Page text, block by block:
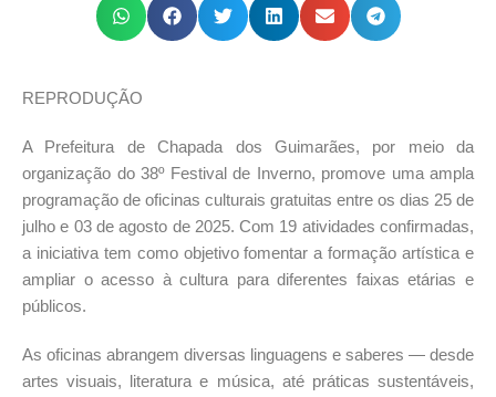
REPRODUÇÃO
A Prefeitura de Chapada dos Guimarães, por meio da
organização do 38º Festival de Inverno, promove uma ampla
programação de oficinas culturais gratuitas entre os dias 25 de
julho e 03 de agosto de 2025. Com 19 atividades confirmadas,
a iniciativa tem como objetivo fomentar a formação artística e
ampliar o acesso à cultura para diferentes faixas etárias e
públicos.
As oficinas abrangem diversas linguagens e saberes — desde
artes visuais, literatura e música, até práticas sustentáveis,